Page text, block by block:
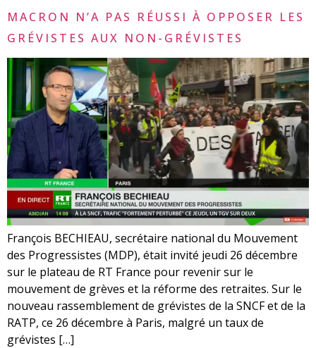
MACRON N’A PAS RÉUSSI À OPPOSER LES
GRÉVISTES AUX NON-GRÉVISTES
François BECHIEAU, secrétaire national du Mouvement
des Progressistes (MDP), était invité jeudi 26 décembre
sur le plateau de RT France pour revenir sur le
mouvement de grèves et la réforme des retraites. Sur le
nouveau rassemblement de grévistes de la SNCF et de la
RATP, ce 26 décembre à Paris, malgré un taux de
grévistes […]